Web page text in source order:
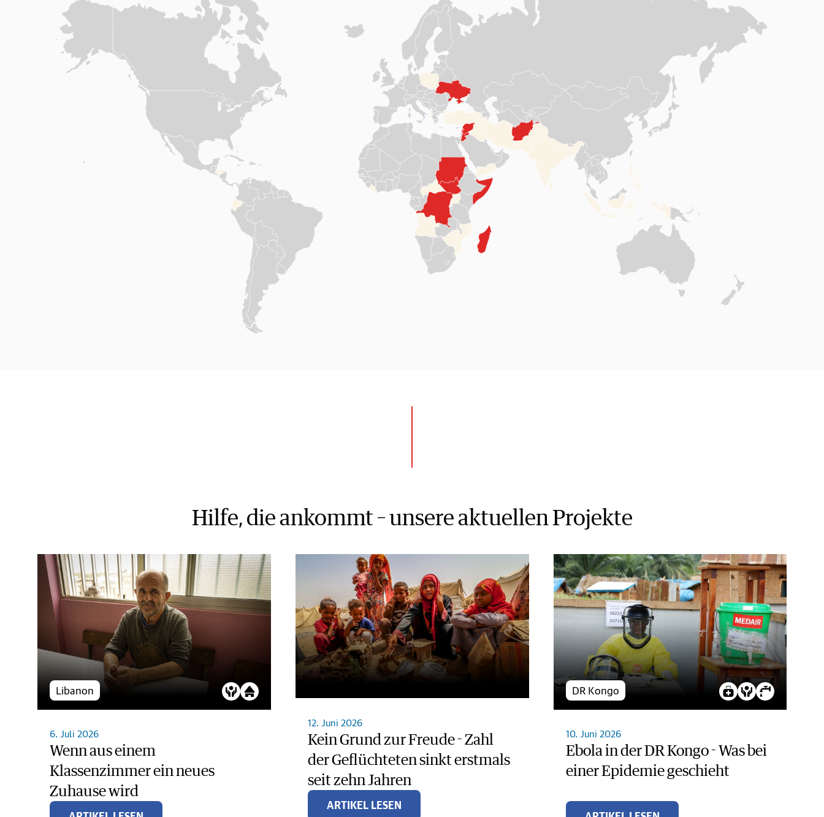
Hilfe, die ankommt – unsere aktuellen Projekte
Libanon
6. Juli 2026
Wenn aus einem
Klassenzimmer ein neues
Zuhause wird
12. Juni 2026
Kein Grund zur Freude - Zahl
der Geflüchteten sinkt erstmals
seit zehn Jahren
ARTIKEL LESEN
DR Kongo
10. Juni 2026
Ebola in der DR Kongo - Was bei
einer Epidemie geschieht